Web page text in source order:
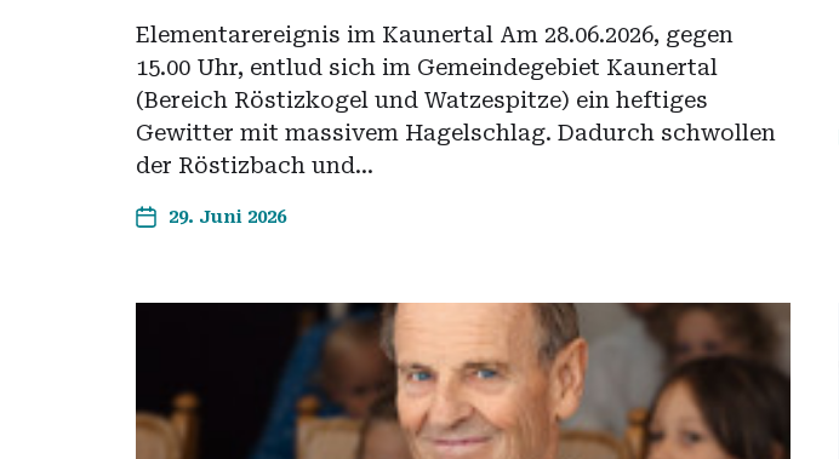
Elementarereignis im Kaunertal Am 28.06.2026, gegen
15.00 Uhr, entlud sich im Gemeindegebiet Kaunertal
(Bereich Röstizkogel und Watzespitze) ein heftiges
Gewitter mit massivem Hagelschlag. Dadurch schwollen
der Röstizbach und…
29. Juni 2026